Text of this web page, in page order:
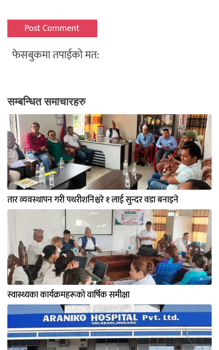
फेसबुकमा तपाईको मत:
सम्बन्धित समाचारहरु
तार व्यवस्थापन गरी पथरीशनिश्चरे १ लाई सुन्दर वडा बनाइने
स्वास्थ्यका कार्यक्रमहरूको वार्षिक समीक्षा